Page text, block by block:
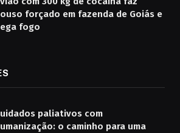
forçado em fazenda de Goiás e
fogo
paliativos com
o caminho para uma